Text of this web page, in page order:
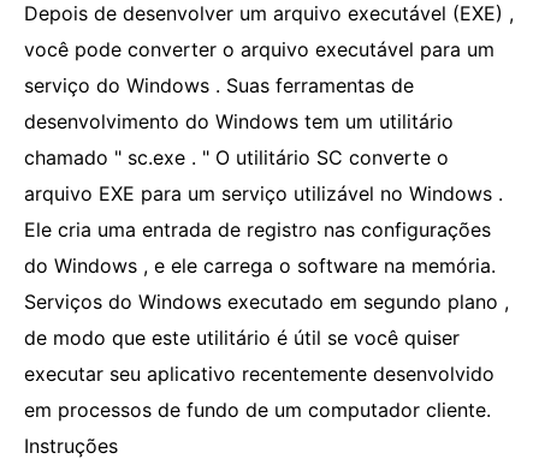
Depois de desenvolver um arquivo executável (EXE) ,
você pode converter o arquivo executável para um
serviço do Windows . Suas ferramentas de
desenvolvimento do Windows tem um utilitário
chamado " sc.exe . " O utilitário SC converte o
arquivo EXE para um serviço utilizável no Windows .
Ele cria uma entrada de registro nas configurações
do Windows , e ele carrega o software na memória.
Serviços do Windows executado em segundo plano ,
de modo que este utilitário é útil se você quiser
executar seu aplicativo recentemente desenvolvido
em processos de fundo de um computador cliente.
Instruções